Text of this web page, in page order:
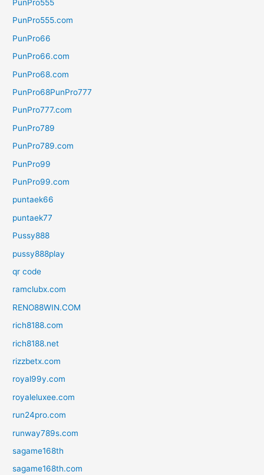
PunPro555
PunPro555.com
PunPro66
PunPro66.com
PunPro68.com
PunPro68PunPro777
PunPro777.com
PunPro789
PunPro789.com
PunPro99
PunPro99.com
puntaek66
puntaek77
Pussy888
pussy888play
qr code
ramclubx.com
RENO88WIN.COM
rich8188.com
rich8188.net
rizzbetx.com
royal99y.com
royaleluxee.com
run24pro.com
runway789s.com
sagame168th
sagame168th.com